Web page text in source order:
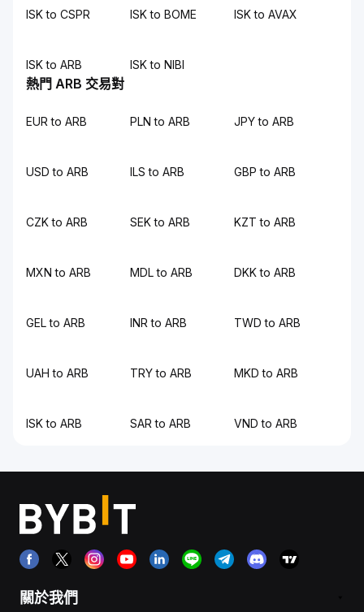
ISK to CSPR ISK to BOME ISK to AVAX
ISK to ARB ISK to NIBI
熱門 ARB 交易對
EUR to ARB PLN to ARB JPY to ARB
USD to ARB ILS to ARB GBP to ARB
CZK to ARB SEK to ARB KZT to ARB
MXN to ARB MDL to ARB DKK to ARB
GEL to ARB INR to ARB TWD to ARB
UAH to ARB TRY to ARB MKD to ARB
ISK to ARB SAR to ARB VND to ARB
關於我們